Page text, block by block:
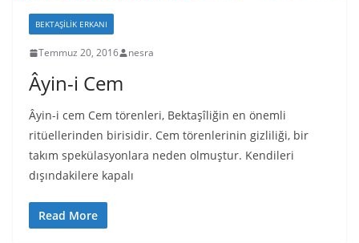
BEKTAŞILIK ERKANI
Temmuz 20, 2016 nesra
Âyin-i Cem
Âyin-i cem Cem törenleri, Bektaşîliğin en önemli
ritüellerinden birisidir. Cem törenlerinin gizliliği, bir
takım spekülasyonlara neden olmuştur. Kendileri
dışındakilere kapalı
Read More